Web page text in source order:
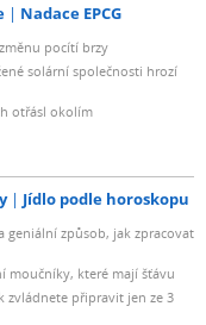
Nadace EPCG
pocítí brzy
solární společnosti hrozí
otřásl okolím
Jídlo podle horoskopu
geniální způsob, jak zpracovat
moučníky, které mají šťávu
zvládnete připravit jen ze 3